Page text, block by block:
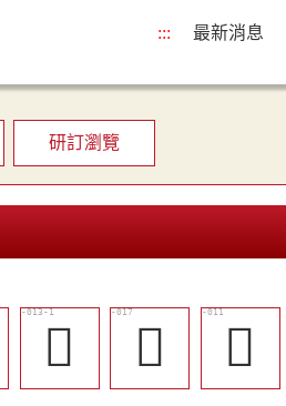
::: 最新消息
研訂瀏覽
󶘤 󶘧 󶘣